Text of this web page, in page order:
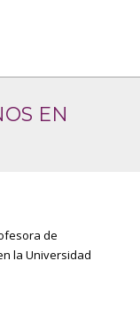
EN
de
la Universidad